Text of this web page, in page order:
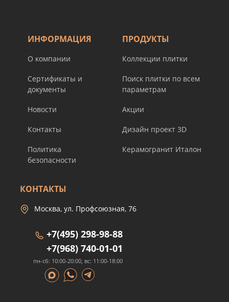
ИНФОРМАЦИЯ
О компании
Сертификаты и
документы
Новости
Контакты
Политика
безопасности
ПРОДУКТЫ
Коллекции плитки
Поиск плитки по всем
параметрам
Акции
Дизайн проект 3D
Керамогранит Италон
КОНТАКТЫ
Москва, ул. Профсоюзная, 76
+7(495) 298-98-88
+7(968) 740-01-01
пн-сб: 10:00-20:00, вс: 11:00-18:00